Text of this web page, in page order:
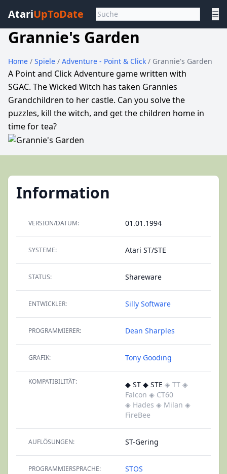
AtariUpToDate ☰
Grannie's Garden
Home / Spiele / Adventure - Point & Click / Grannie's Garden
A Point and Click Adventure game written with
SGAC. The Wicked Witch has taken Grannies
Grandchildren to her castle. Can you solve the
puzzles, kill the witch, and get the children home in
time for tea?
Information
VERSION/DATUM: 01.01.1994
SYSTEME: Atari ST/STE
STATUS: Shareware
ENTWICKLER: Silly Software
PROGRAMMIERER: Dean Sharples
GRAFIK: Tony Gooding
KOMPATIBILITÄT: ◆ ST ◆ STE ◈ TT ◈
Falcon ◈ CT60
◈ Hades ◈ Milan ◈
FireBee
AUFLÖSUNGEN: ST-Gering
PROGRAMMIERSPRACHE: STOS